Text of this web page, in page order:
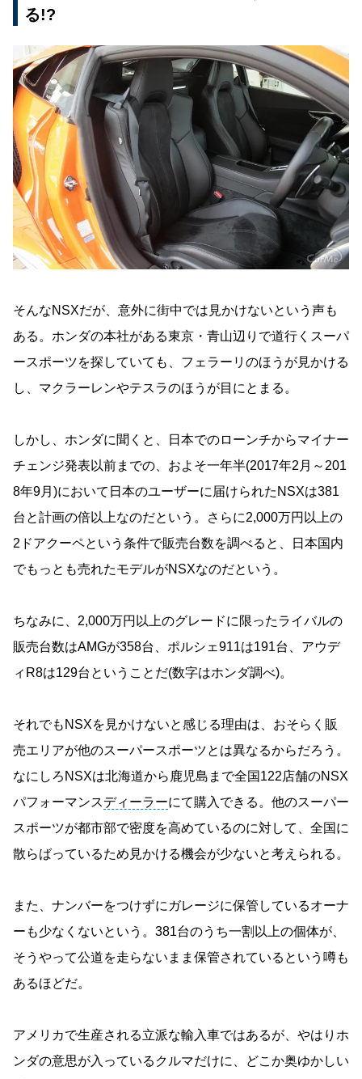
る!?
そんなNSXだが、意外に街中では見かけないという声も
ある。ホンダの本社がある東京・青山辺りで道行くスーパ
ースポーツを探していても、フェラーリのほうが見かける
し、マクラーレンやテスラのほうが目にとまる。
しかし、ホンダに聞くと、日本でのローンチからマイナー
チェンジ発表以前までの、およそ一年半(2017年2月～201
8年9月)において日本のユーザーに届けられたNSXは381
台と計画の倍以上なのだという。さらに2,000万円以上の
2ドアクーペという条件で販売台数を調べると、日本国内
でもっとも売れたモデルがNSXなのだという。
ちなみに、2,000万円以上のグレードに限ったライバルの
販売台数はAMGが358台、ポルシェ911は191台、アウデ
ィR8は129台ということだ(数字はホンダ調べ)。
それでもNSXを見かけないと感じる理由は、おそらく販
売エリアが他のスーパースポーツとは異なるからだろう。
なにしろNSXは北海道から鹿児島まで全国122店舗のNSX
パフォーマンスディーラーにて購入できる。他のスーパー
スポーツが都市部で密度を高めているのに対して、全国に
散らばっているため見かける機会が少ないと考えられる。
また、ナンバーをつけずにガレージに保管しているオーナ
ーも少なくないという。381台のうち一割以上の個体が、
そうやって公道を走らないまま保管されているという噂も
あるほどだ。
アメリカで生産される立派な輸入車ではあるが、やはりホ
ンダの意思が入っているクルマだけに、どこか奥ゆかしい